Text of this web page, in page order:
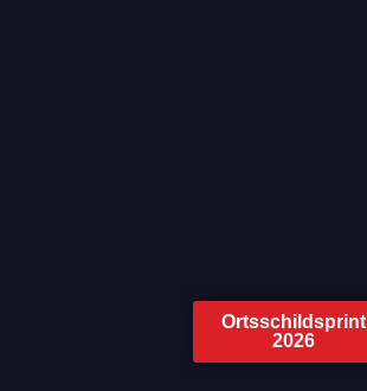
Ortsschildsprint
2026